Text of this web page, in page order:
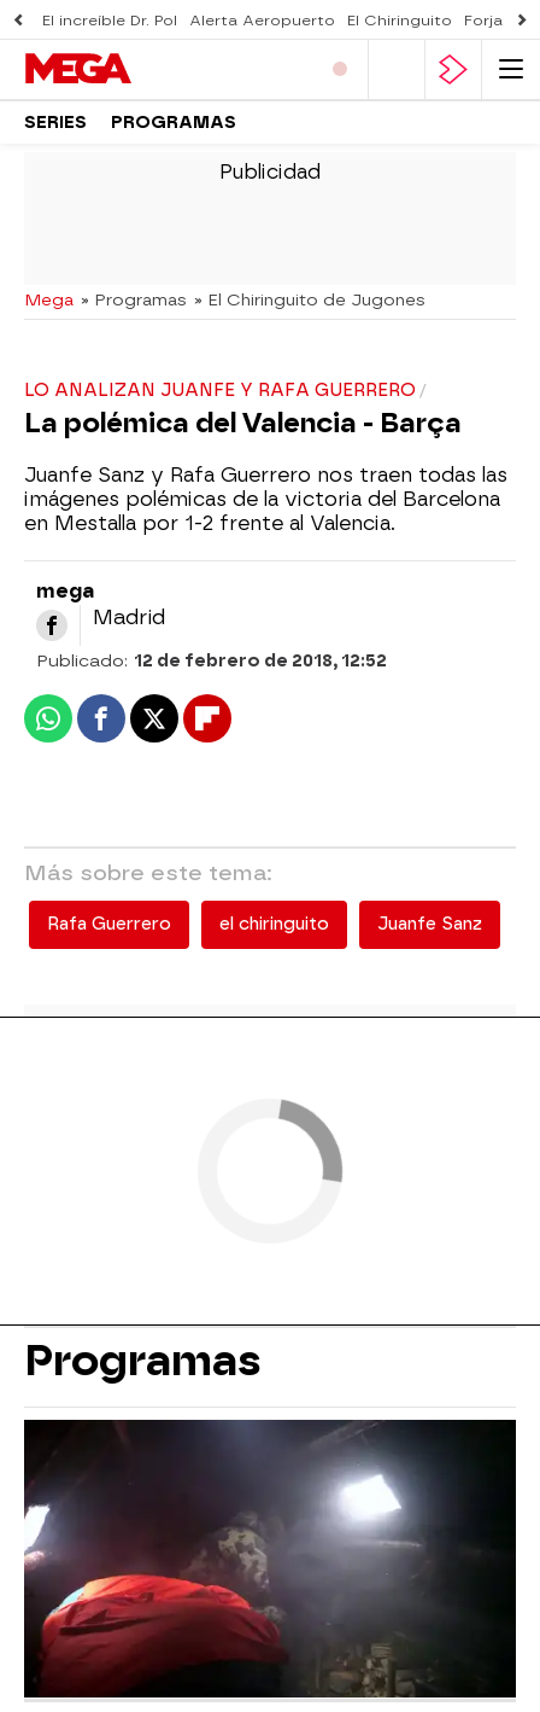
El increíble Dr. Pol Alerta Aeropuerto El Chiringuito Forjado
SERIES PROGRAMAS
Mega » Programas » El Chiringuito de Jugones
LO ANALIZAN JUANFE Y RAFA GUERRERO
La polémica del Valencia - Barça
Juanfe Sanz y Rafa Guerrero nos traen todas las
imágenes polémicas de la victoria del Barcelona
en Mestalla por 1-2 frente al Valencia.
mega
Madrid
Publicado: 12 de febrero de 2018, 12:52
WhatsappFacebook
X Flipboard
Más sobre este tema:
Rafa Guerrero el chiringuito Juanfe Sanz
Programas